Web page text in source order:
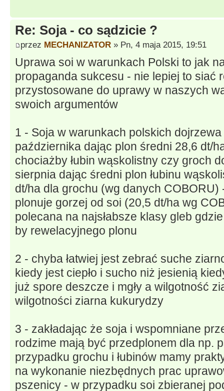
Re: Soja - co sądzicie ?
przez MECHANIZATOR » Pn, 4 maja 2015, 19:51
Uprawa soi w warunkach Polski to jak
propaganda sukcesu - nie lepiej to siać
przystosowane do uprawy w naszych
swoich argumentów
1 - Soja w warunkach polskich
października dając plon średni 28,6 dt/
chociażby łubin wąskolistny czy groch
sierpnia dając średni plon łubinu
dt/ha dla grochu (wg danych COBORU)
plonuje gorzej od soi (20,5 dt/ha wg
polecana na najsłabsze klasy gleb
by rewelacyjnego plonu
2 - chyba łatwiej jest zebrać suche
kiedy jest ciepło i sucho niż jesienią
już spore deszcze i mgły a wilgotność
wilgotności ziarna kukurydzy
3 - zakładając że soja i wspomniane
rodzime mają być przedplonem dla np.
przypadku grochu i łubinów mamy
na wykonanie niezbędnych prac
pszenicy - w przypadku soi zbieranej